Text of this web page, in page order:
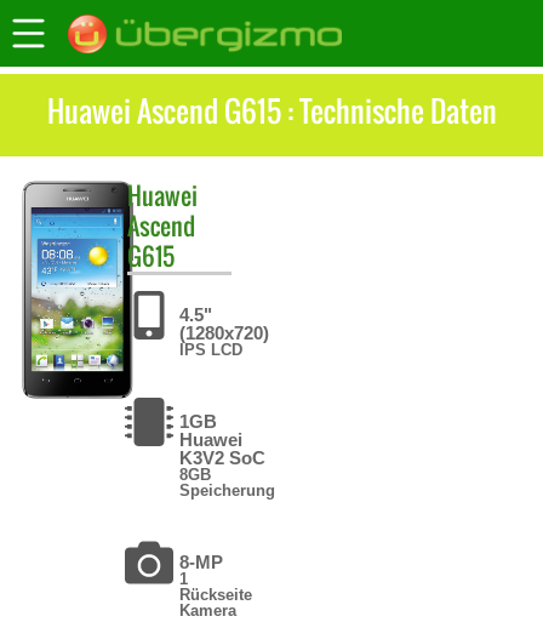
Huawei Ascend G615 : Technische Daten
Huawei
Ascend
G615
4.5"
(1280x720)
IPS LCD
1GB
Huawei
K3V2 SoC
8GB
Speicherung
8-MP
1
Rückseite
Kamera